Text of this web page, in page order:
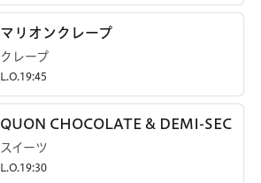
マリオンクレープ
クレープ
L.O.19:45
QUON CHOCOLATE & DEMI-SEC
スイーツ
L.O.19:30